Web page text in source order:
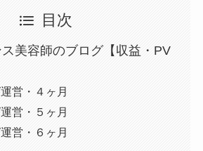
目次
美容師のブログ【収益・PV
営・４ヶ月
営・５ヶ月
営・６ヶ月